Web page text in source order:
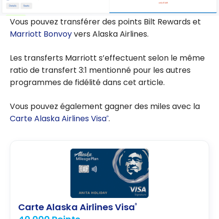
Vous pouvez transférer des points Bilt Rewards et
Marriott Bonvoyvers Alaska Airlines.
Les transferts Marriott s’effectuent selon le même
ratio de transfert 3:1 mentionné pour les autres
programmes de fidélité dans cet article.
Vous pouvez également gagner des miles avec la
Carte Alaska Airlines Visa®.
Carte Alaska Airlines Visa®